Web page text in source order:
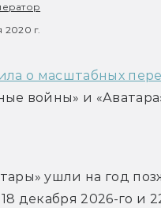
г.
о масштабных
войны» и
ушли на год
декабря 2026-го и